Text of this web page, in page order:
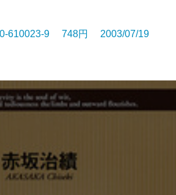
610023-9 748円 2003/07/19